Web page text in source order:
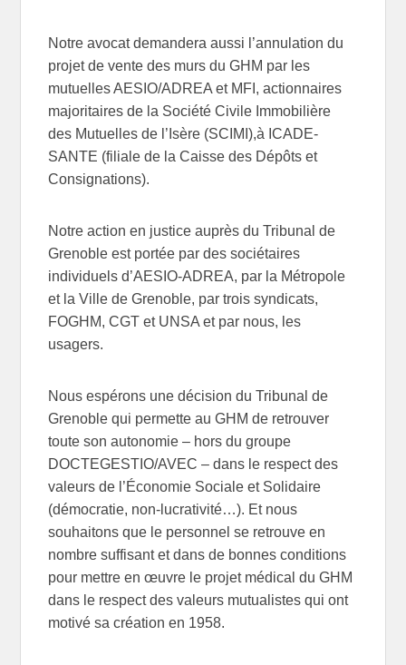
Notre avocat demandera aussi l’annulation du
projet de vente des murs du GHM par les
mutuelles AESIO/ADREA et MFI, actionnaires
majoritaires de la Société Civile Immobilière
des Mutuelles de l’Isère (SCIMI),à ICADE-
SANTE (filiale de la Caisse des Dépôts et
Consignations).
Notre action en justice auprès du Tribunal de
Grenoble est portée par des sociétaires
individuels d’AESIO-ADREA, par la Métropole
et la Ville de Grenoble, par trois syndicats,
FOGHM, CGT et UNSA et par nous, les
usagers.
Nous espérons une décision du Tribunal de
Grenoble qui permette au GHM de retrouver
toute son autonomie – hors du groupe
DOCTEGESTIO/AVEC – dans le respect des
valeurs de l’Économie Sociale et Solidaire
(démocratie, non-lucrativité…). Et nous
souhaitons que le personnel se retrouve en
nombre suffisant et dans de bonnes conditions
pour mettre en œuvre le projet médical du GHM
dans le respect des valeurs mutualistes qui ont
motivé sa création en 1958.